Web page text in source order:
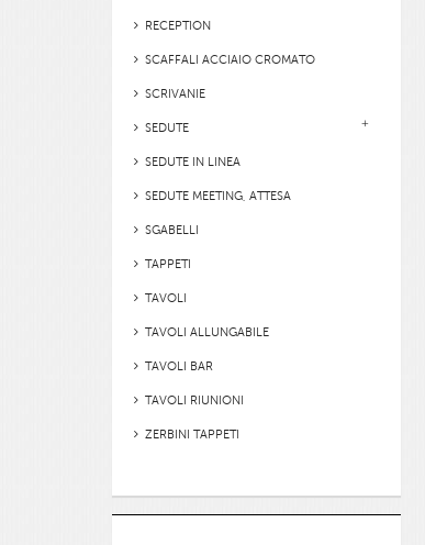
RECEPTION
SCAFFALI ACCIAIO CROMATO
SCRIVANIE
SEDUTE
SEDUTE IN LINEA
SEDUTE MEETING, ATTESA
SGABELLI
TAPPETI
TAVOLI
TAVOLI ALLUNGABILE
TAVOLI BAR
TAVOLI RIUNIONI
ZERBINI TAPPETI